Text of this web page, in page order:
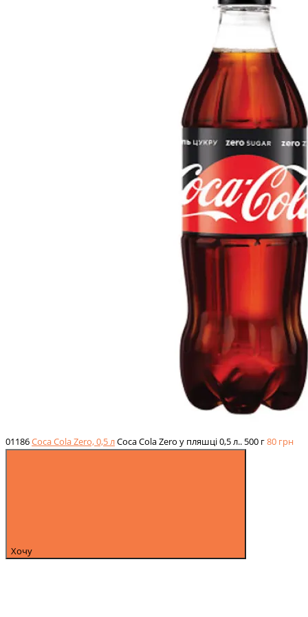
01186Coca Cola Zero, 0,5 лCoca Cola Zero у пляшці 0,5 л.. 500 г80 грн
Хочу